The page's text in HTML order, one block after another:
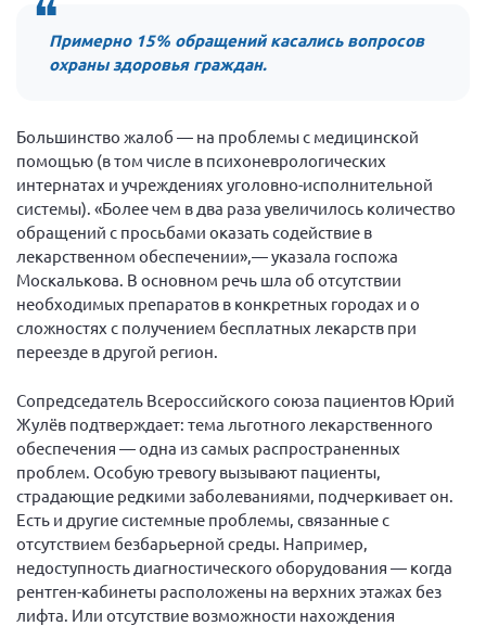
г. Севастополь
Самарская область СОРС
Самарская область СГОРС
Свердловская область
Смоленская область
Ставропольский край
Сахалинская область
Томская область
Тульская область
Ульяновская область
Челябинская область
Ярославская область
Примерно 15% обращений касались вопросов
охраны здоровья граждан.
Большинство жалоб — на проблемы с медицинской
помощью (в том числе в психоневрологических
интернатах и учреждениях уголовно-исполнительной
системы). «Более чем в два раза увеличилось количество
обращений с просьбами оказать содействие в
лекарственном обеспечении»,— указала госпожа
Москалькова. В основном речь шла об отсутствии
необходимых препаратов в конкретных городах и о
сложностях с получением бесплатных лекарств при
переезде в другой регион.
Сопредседатель Всероссийского союза пациентов Юрий
Жулёв подтверждает: тема льготного лекарственного
обеспечения — одна из самых распространенных
проблем. Особую тревогу вызывают пациенты,
страдающие редкими заболеваниями, подчеркивает он.
Есть и другие системные проблемы, связанные с
отсутствием безбарьерной среды. Например,
недоступность диагностического оборудования — когда
рентген-кабинеты расположены на верхних этажах без
лифта. Или отсутствие возможности нахождения